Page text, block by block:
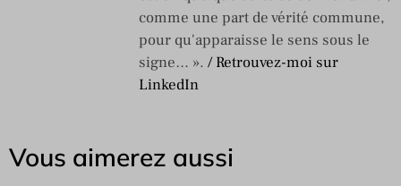
comme une part de vérité commune,
pour qu'apparaisse le sens sous le
signe… ». / Retrouvez-moi sur
LinkedIn
Vous aimerez aussi